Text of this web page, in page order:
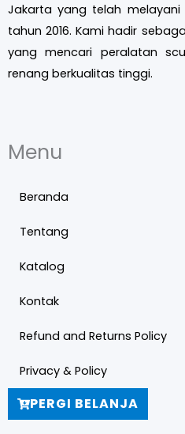
Jakarta yang telah melayani
tahun 2016. Kami hadir
yang mencari peralatan
renang berkualitas tinggi.
Menu
Beranda
Tentang
Katalog
Kontak
Refund and Returns Policy
Privacy & Policy
PERGI BELANJA